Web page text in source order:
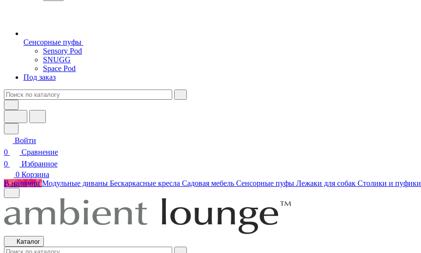
Сенсорные пуфы
Sensory Pod
SNUGG
Space Pod
Под заказ
Войти
0
Сравнение
0
Избранное
0 Корзина
В наличии Модульные диваны Бескаркасные кресла Садовая мебель Сенсорные пуфы Лежаки для собак Столики и пуфики
Каталог